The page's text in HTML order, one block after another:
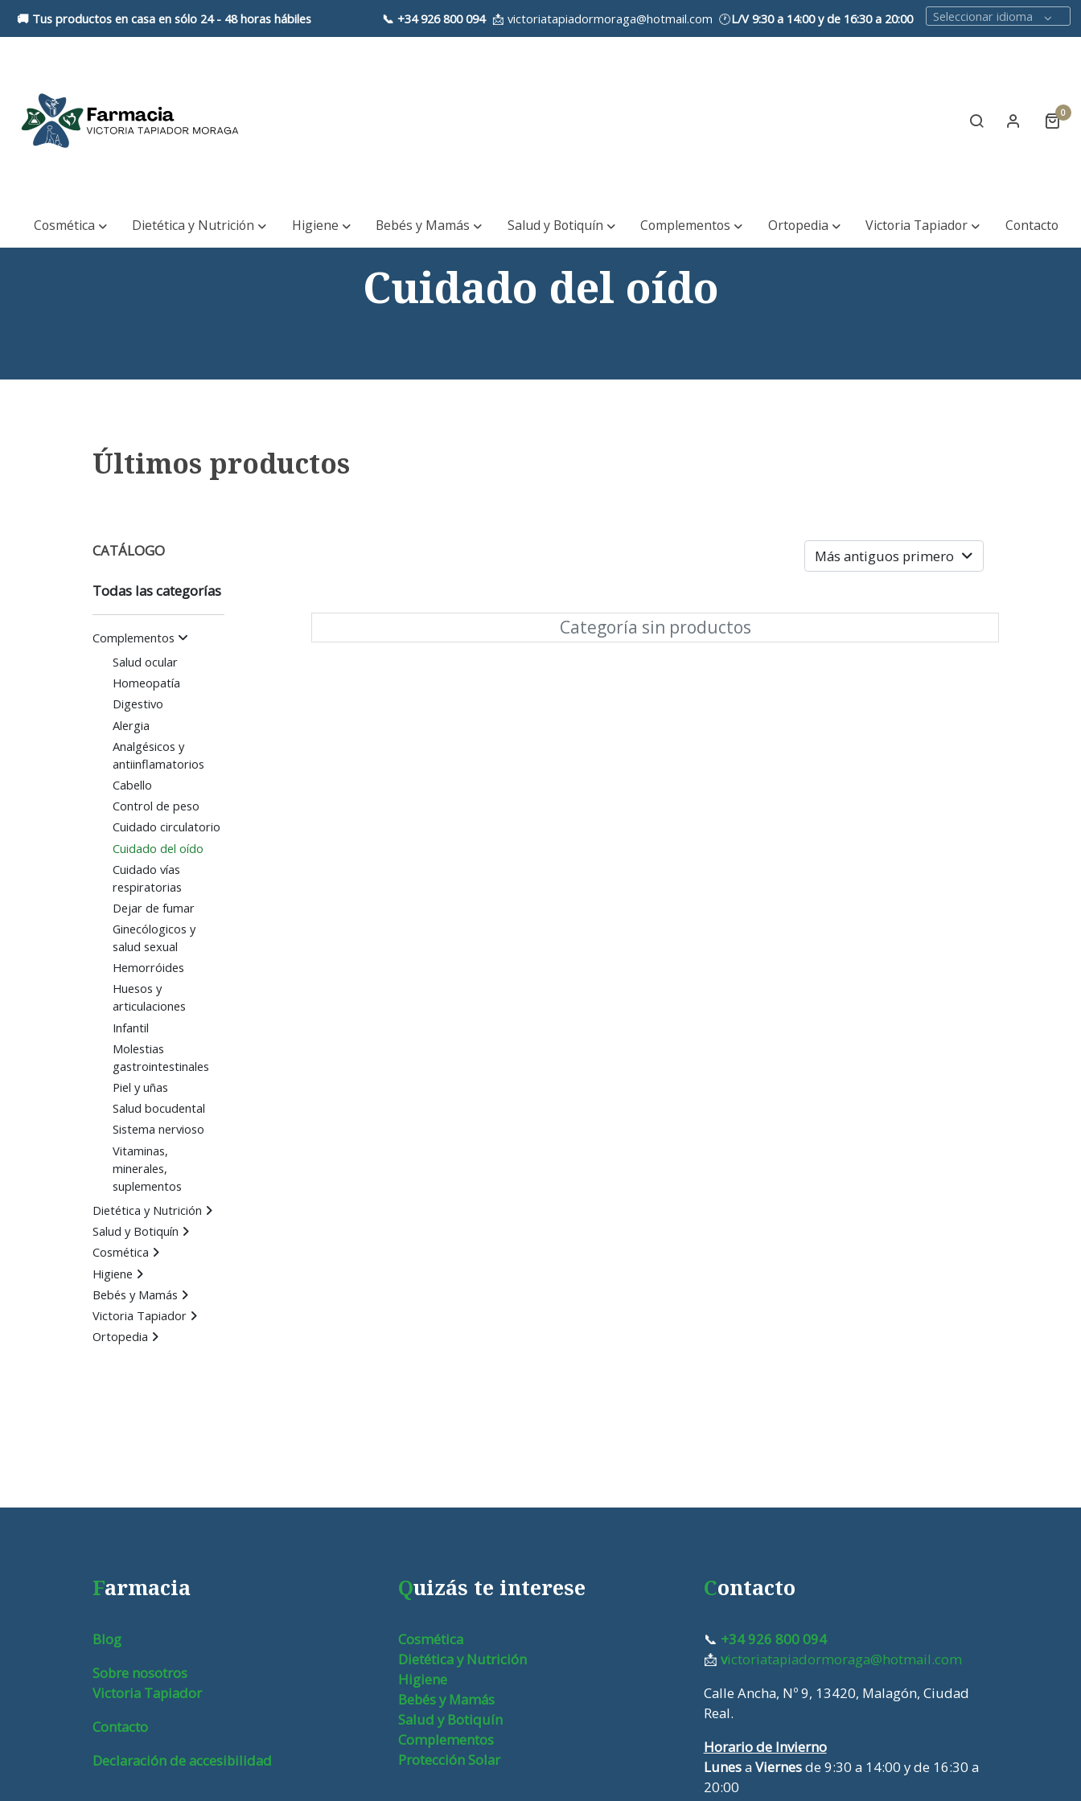
🚚 Tus productos en casa en sólo 24 - 48 horas hábiles 📞 +34 926 800 094 📩 victoriatapiadormoraga@hotmail.com 🕐L/V 9:30 a 14:00 y de 16:30 a 20:00 Seleccionar idioma
0
Cosmética Dietética y Nutrición Higiene Bebés y Mamás Salud y Botiquín Complementos Ortopedia Victoria Tapiador Contacto
Cuidado del oído
Últimos productos
CATÁLOGO
Todas las categorías
Complementos
Salud ocular
Homeopatía
Digestivo
Alergia
Analgésicos y
antiinflamatorios
Cabello
Control de peso
Cuidado circulatorio
Cuidado del oído
Cuidado vías
respiratorias
Dejar de fumar
Ginecólogicos y
salud sexual
Hemorróides
Huesos y
articulaciones
Infantil
Molestias
gastrointestinales
Piel y uñas
Salud bocudental
Sistema nervioso
Vitaminas,
minerales,
suplementos
Dietética y Nutrición
Salud y Botiquín
Cosmética
Higiene
Bebés y Mamás
Victoria Tapiador
Ortopedia
Más antiguos primero
Categoría sin productos
Farmacia
Blog
Sobre nosotros
Victoria Tapiador
Contacto
Declaración de accesibilidad
Quizás te interese
Cosmética
Dietética y Nutrición
Higiene
Bebés y Mamás
Salud y Botiquín
Complementos
Protección Solar
Contacto
📞 +34 926 800 094
📩 victoriatapiadormoraga@hotmail.com
Calle Ancha, Nº 9, 13420, Malagón, Ciudad
Real.
Horario de Invierno
Lunesa Viernesde 9:30 a 14:00 y de 16:30 a
20:00